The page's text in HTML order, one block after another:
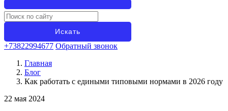
+73822994677 Обратный звонок
Главная
Блог
Как работать с едиными типовыми нормами в 2026 году
22 мая 2024